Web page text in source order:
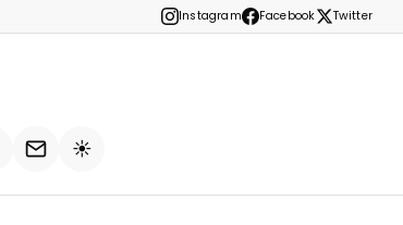
Instagram Facebook Twitter
☀️